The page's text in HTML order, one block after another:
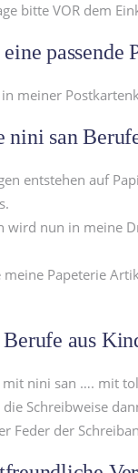
bitte VOR dem
meiner
nini san
entstehen auf
wird nun in meine
Papeterie
aus
nini san …. mit
Schreibweise
Feder der